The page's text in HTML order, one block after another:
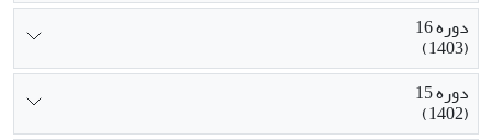
دوره 16
(1403)
دوره 15
(1402)